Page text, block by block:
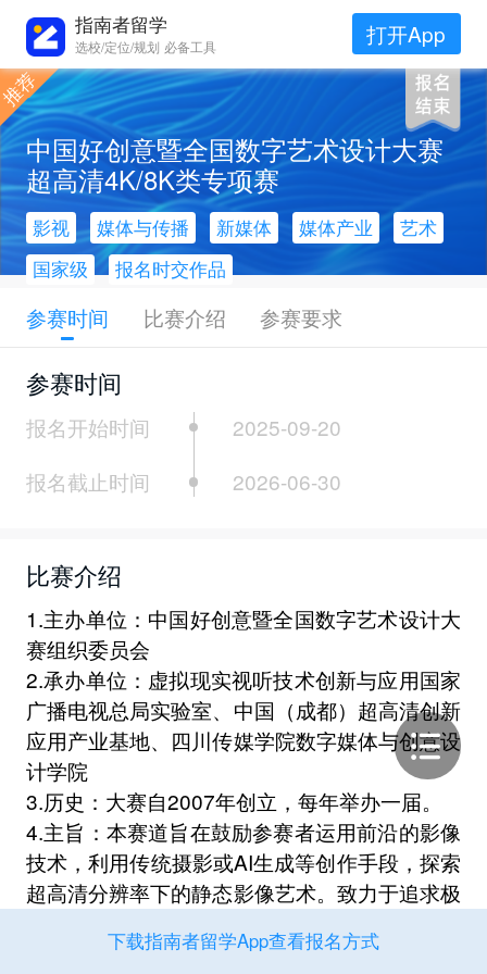
指南者留学
选校/定位/规划 必备工具 打开App
中国好创意暨全国数字艺术设计大赛
超高清4K/8K类专项赛
影视 媒体与传播 新媒体 媒体产业
艺术
国家级
报名时交作品
参赛时间 比赛介绍 参赛要求
参赛时间
报名开始时间
2025-09-20
报名截止时间
2026-06-30
比赛介绍
1.主办单位：中国好创意暨全国数字艺术设计大
赛组织委员会
2.承办单位：虚拟现实视听技术创新与应用国家
广播电视总局实验室、中国（成都）超高清创新
应用产业基地、四川传媒学院数字媒体与创意设
计学院
3.历史：大赛自2007年创立，每年举办一届。
4.主旨：本赛道旨在鼓励参赛者运用前沿的影像
技术，利用传统摄影或AI生成等创作手段，探索
超高清分辨率下的静态影像艺术。致力于追求极
深刻的思想内涵，发掘和培养在数字影像领域具
下载指南者留学App查看报名方式